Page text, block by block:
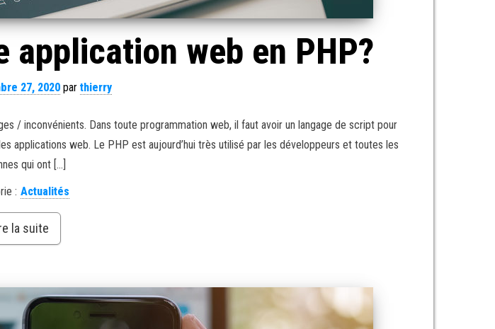
application web en PHP?
27, 2020 par thierry
/ inconvénients. Dans toute programmation web, il faut avoir un langage de script pour
web. Le PHP est aujourd’hui très utilisé par les développeurs et toutes les
qui ont […]
: Actualités
la suite